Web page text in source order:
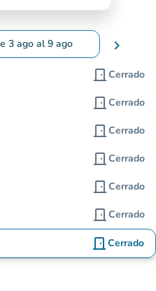
3 ago al9 ago
para cambiar las
chevron_right
door_front Cerrado
door_front Cerrado
door_front Cerrado
door_front Cerrado
door_front Cerrado
door_front Cerrado
door_front Cerrado